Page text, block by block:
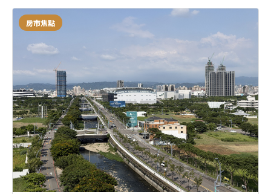
房市焦點